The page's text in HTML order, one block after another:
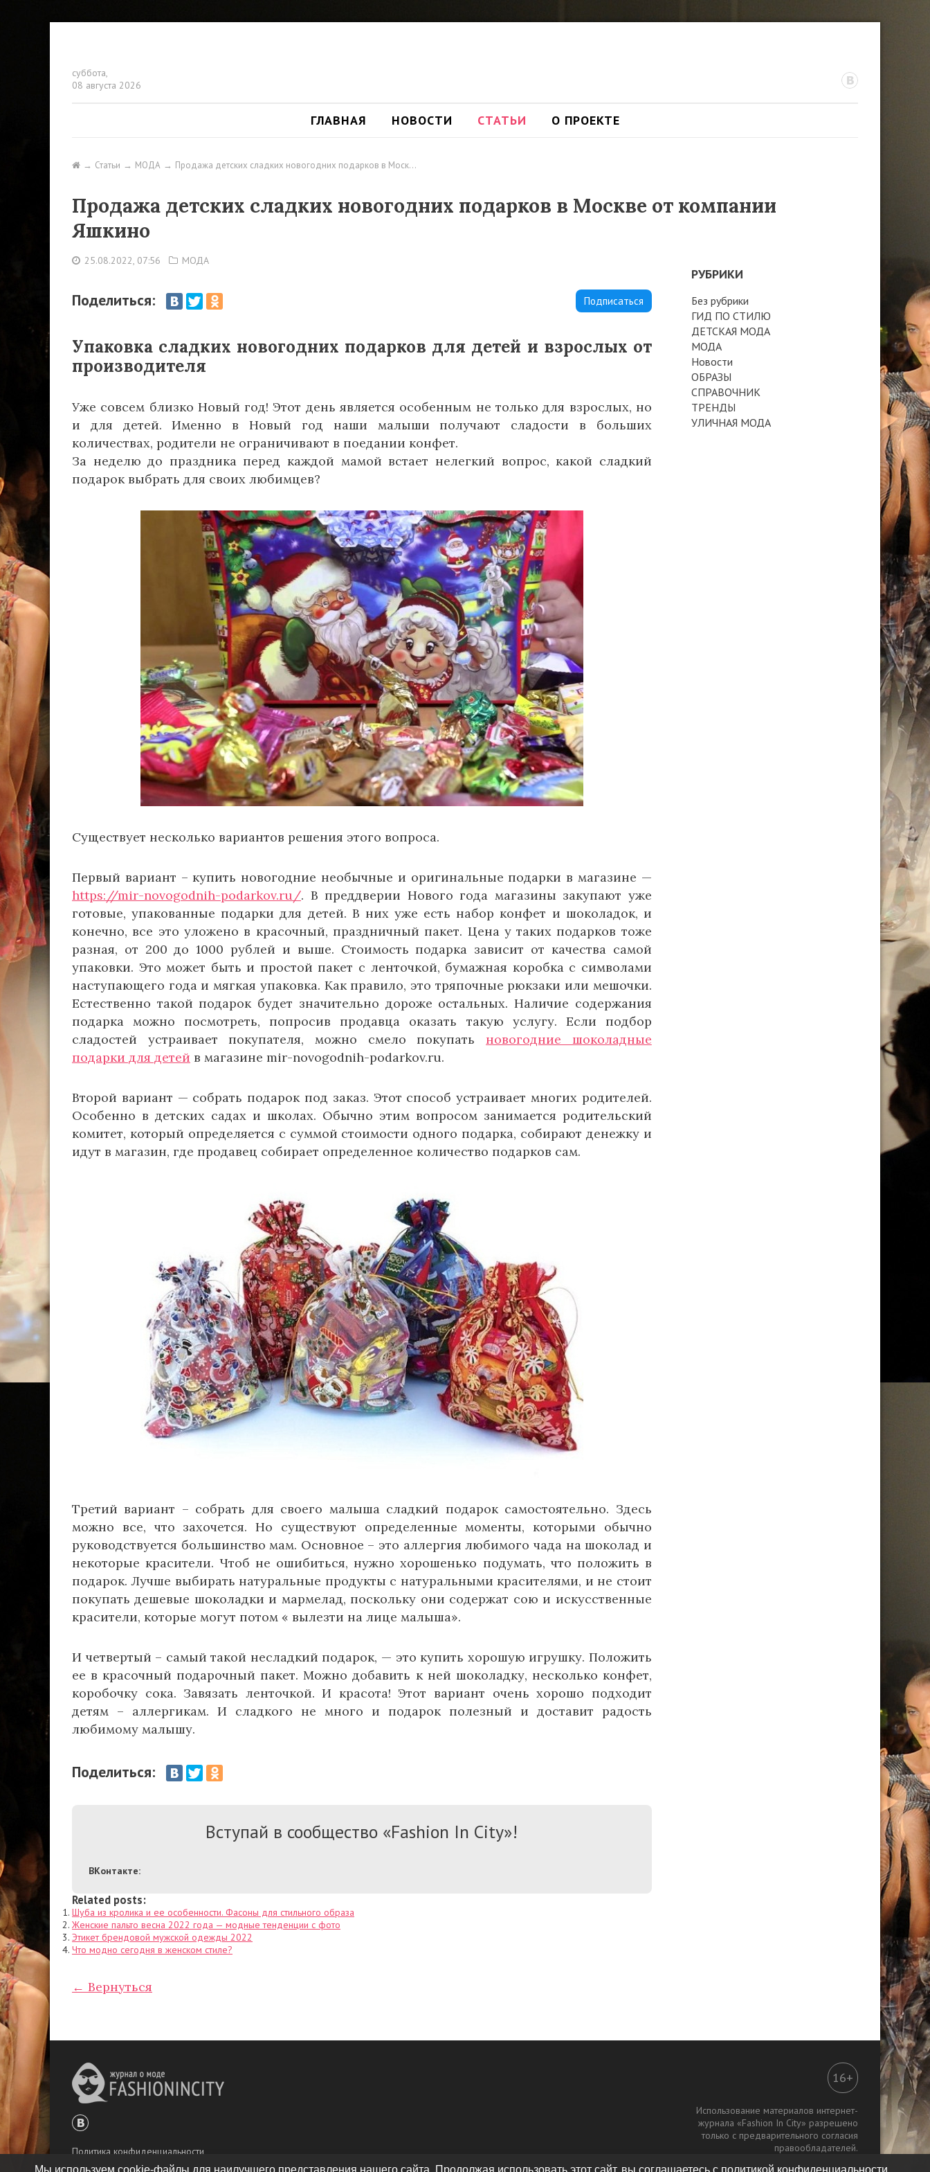
суббота,
08 августа 2026
ГЛАВНАЯ НОВОСТИ СТАТЬИ О ПРОЕКТЕ
Статьи МОДА Продажа детских сладких новогодних подарков в Моск…
Продажа детских сладких новогодних подарков в Москве от компании
Яшкино
25.08.2022, 07:56 МОДА
Поделиться: Подписаться
Упаковка сладких новогодних подарков для детей и взрослых от
производителя
Уже совсем близко Новый год! Этот день является особенным не только для взрослых, но
и для детей. Именно в Новый год наши малыши получают сладости в больших
количествах, родители не ограничивают в поедании конфет.
За неделю до праздника перед каждой мамой встает нелегкий вопрос, какой сладкий
подарок выбрать для своих любимцев?
Существует несколько вариантов решения этого вопроса.
Первый вариант – купить новогодние необычные и оригинальные подарки в магазине —
https://mir-novogodnih-podarkov.ru/. В преддверии Нового года магазины закупают уже
готовые, упакованные подарки для детей. В них уже есть набор конфет и шоколадок, и
конечно, все это уложено в красочный, праздничный пакет. Цена у таких подарков тоже
разная, от 200 до 1000 рублей и выше. Стоимость подарка зависит от качества самой
упаковки. Это может быть и простой пакет с ленточкой, бумажная коробка с символами
наступающего года и мягкая упаковка. Как правило, это тряпочные рюкзаки или мешочки.
Естественно такой подарок будет значительно дороже остальных. Наличие содержания
подарка можно посмотреть, попросив продавца оказать такую услугу. Если подбор
сладостей устраивает покупателя, можно смело покупать новогодние шоколадные
подарки для детей в магазине mir-novogodnih-podarkov.ru.
Второй вариант — собрать подарок под заказ. Этот способ устраивает многих родителей.
Особенно в детских садах и школах. Обычно этим вопросом занимается родительский
комитет, который определяется с суммой стоимости одного подарка, собирают денежку и
идут в магазин, где продавец собирает определенное количество подарков сам.
Третий вариант – собрать для своего малыша сладкий подарок самостоятельно. Здесь
можно все, что захочется. Но существуют определенные моменты, которыми обычно
руководствуется большинство мам. Основное – это аллергия любимого чада на шоколад и
некоторые красители. Чтоб не ошибиться, нужно хорошенько подумать, что положить в
подарок. Лучше выбирать натуральные продукты с натуральными красителями, и не стоит
покупать дешевые шоколадки и мармелад, поскольку они содержат сою и искусственные
красители, которые могут потом « вылезти на лице малыша».
И четвертый – самый такой несладкий подарок, — это купить хорошую игрушку. Положить
ее в красочный подарочный пакет. Можно добавить к ней шоколадку, несколько конфет,
коробочку сока. Завязать ленточкой. И красота! Этот вариант очень хорошо подходит
детям – аллергикам. И сладкого не много и подарок полезный и доставит радость
любимому малышу.
Поделиться:
Вступай в сообщество «Fashion In City»!
ВКонтакте:
Related posts:
Шуба из кролика и ее особенности. Фасоны для стильного образа
Женские пальто весна 2022 года — модные тенденции с фото
Этикет брендовой мужской одежды 2022
Что модно сегодня в женском стиле?
← Вернуться
РУБРИКИ
Без рубрики
ГИД ПО СТИЛЮ
ДЕТСКАЯ МОДА
МОДА
Новости
ОБРАЗЫ
СПРАВОЧНИК
ТРЕНДЫ
УЛИЧНАЯ МОДА
Политика конфиденциальности
Правообладателям
16+
Использование материалов интернет-
журнала «Fashion In City» разрешено
только с предварительного согласия
правообладателей.
Мы используем cookie-файлы для наилучшего представления нашего сайта. Продолжая использовать этот сайт, вы соглашаетесь с политикой конфиденциальности.